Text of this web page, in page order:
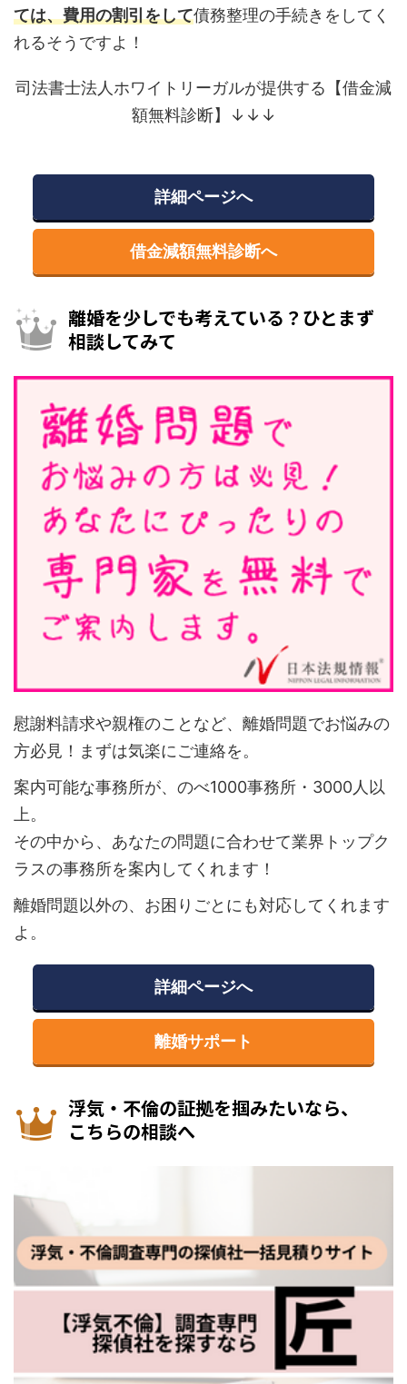
ては、費用の割引をして債務整理の手続きをしてく
れるそうですよ！
司法書士法人ホワイトリーガルが提供する【借金減
額無料診断】↓↓↓
詳細ページへ
借金減額無料診断へ
離婚を少しでも考えている？ひとまず
相談してみて
慰謝料請求や親権のことなど、離婚問題でお悩みの
方必見！まずは気楽にご連絡を。
案内可能な事務所が、のべ1000事務所・3000人以
上。
その中から、あなたの問題に合わせて業界トップク
ラスの事務所を案内してくれます！
離婚問題以外の、お困りごとにも対応してくれます
よ。
詳細ページへ
離婚サポート
浮気・不倫の証拠を掴みたいなら、
こちらの相談へ